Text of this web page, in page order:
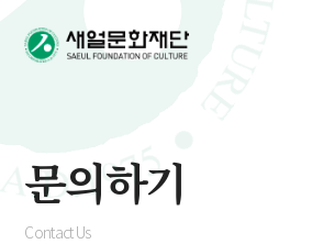
문의하기
Contact Us